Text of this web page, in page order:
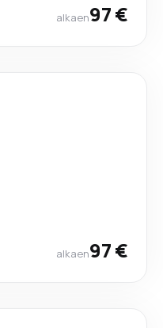
alkaen97 €
alkaen97 €